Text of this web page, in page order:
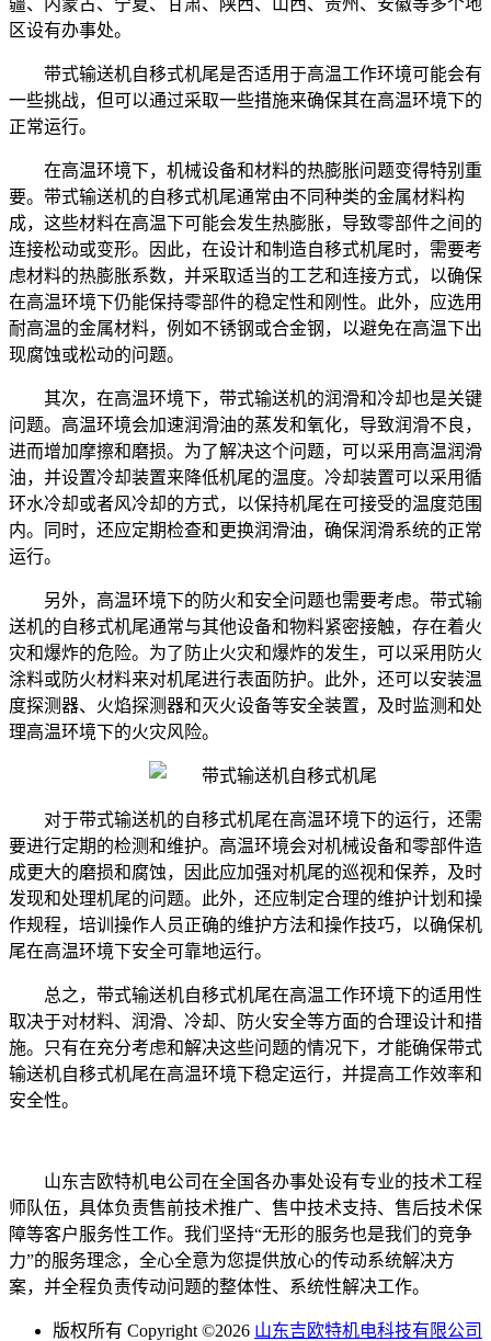
疆、内蒙古、宁夏、甘肃、陕西、山西、贵州、安徽等多个地
区设有办事处。
带式输送机自移式机尾是否适用于高温工作环境可能会有
一些挑战，但可以通过采取一些措施来确保其在高温环境下的
正常运行。
在高温环境下，机械设备和材料的热膨胀问题变得特别重
要。带式输送机的自移式机尾通常由不同种类的金属材料构
成，这些材料在高温下可能会发生热膨胀，导致零部件之间的
连接松动或变形。因此，在设计和制造自移式机尾时，需要考
虑材料的热膨胀系数，并采取适当的工艺和连接方式，以确保
在高温环境下仍能保持零部件的稳定性和刚性。此外，应选用
耐高温的金属材料，例如不锈钢或合金钢，以避免在高温下出
现腐蚀或松动的问题。
其次，在高温环境下，带式输送机的润滑和冷却也是关键
问题。高温环境会加速润滑油的蒸发和氧化，导致润滑不良，
进而增加摩擦和磨损。为了解决这个问题，可以采用高温润滑
油，并设置冷却装置来降低机尾的温度。冷却装置可以采用循
环水冷却或者风冷却的方式，以保持机尾在可接受的温度范围
内。同时，还应定期检查和更换润滑油，确保润滑系统的正常
运行。
另外，高温环境下的防火和安全问题也需要考虑。带式输
送机的自移式机尾通常与其他设备和物料紧密接触，存在着火
灾和爆炸的危险。为了防止火灾和爆炸的发生，可以采用防火
涂料或防火材料来对机尾进行表面防护。此外，还可以安装温
度探测器、火焰探测器和灭火设备等安全装置，及时监测和处
理高温环境下的火灾风险。
对于带式输送机的自移式机尾在高温环境下的运行，还需
要进行定期的检测和维护。高温环境会对机械设备和零部件造
成更大的磨损和腐蚀，因此应加强对机尾的巡视和保养，及时
发现和处理机尾的问题。此外，还应制定合理的维护计划和操
作规程，培训操作人员正确的维护方法和操作技巧，以确保机
尾在高温环境下安全可靠地运行。
总之，带式输送机自移式机尾在高温工作环境下的适用性
取决于对材料、润滑、冷却、防火安全等方面的合理设计和措
施。只有在充分考虑和解决这些问题的情况下，才能确保带式
输送机自移式机尾在高温环境下稳定运行，并提高工作效率和
安全性。
山东吉欧特机电公司在全国各办事处设有专业的技术工程
师队伍，具体负责售前技术推广、售中技术支持、售后技术保
障等客户服务性工作。我们坚持“无形的服务也是我们的竞争
力”的服务理念，全心全意为您提供放心的传动系统解决方
案，并全程负责传动问题的整体性、系统性解决工作。
版权所有 Copyright ©2026 山东吉欧特机电科技有限公司